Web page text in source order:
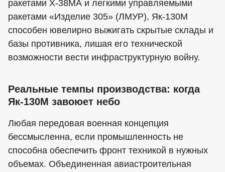
ракетами Х-38МА и легкими управляемыми
ракетами «Изделие 305» (ЛМУР), Як-130М
способен ювелирно выжигать скрытые склады и
базы противника, лишая его технической
возможности вести инфраструктурную войну.
Реальные темпы производства: когда
Як-130М завоюет небо
Любая передовая военная концепция
бессмысленна, если промышленность не
способна обеспечить фронт техникой в нужных
объемах. Объединенная авиастроительная